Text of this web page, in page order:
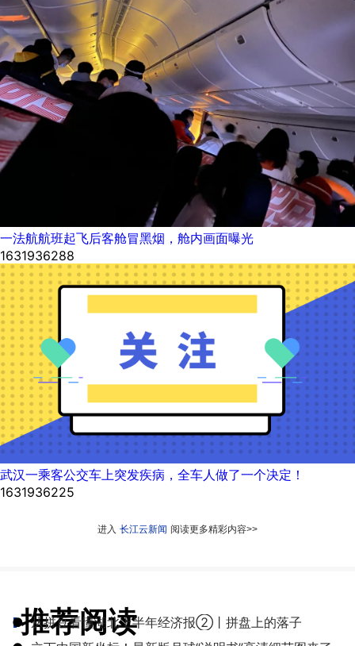
一法航航班起飞后客舱冒黑烟，舱内画面曝光
1631936288
武汉一乘客公交车上突发疾病，全车人做了一个决定！
1631936225
进入 长江云新闻 阅读更多精彩内容>>
推荐阅读
● 从拼豆看懂湖北上半年经济报②丨拼盘上的落子